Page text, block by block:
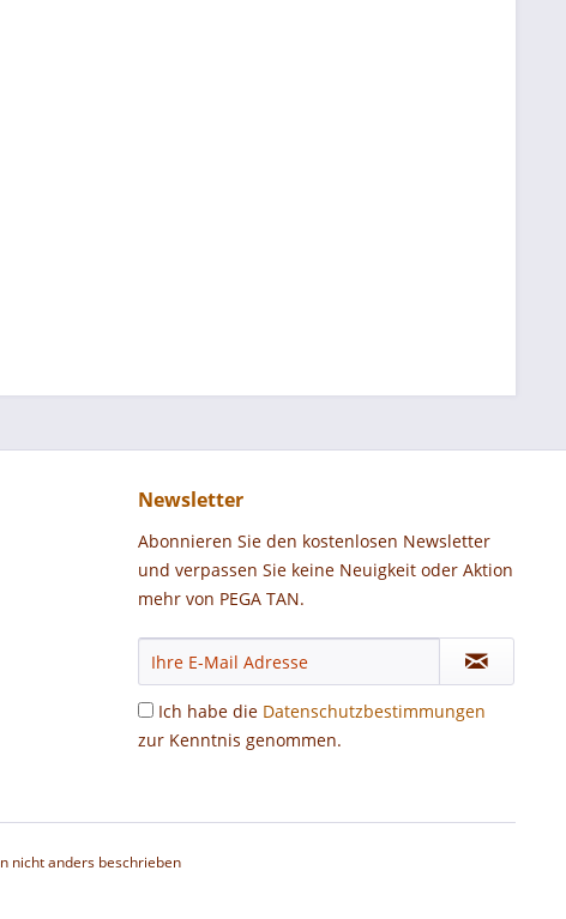
Newsletter
Abonnieren Sie den kostenlosen Newsletter
und verpassen Sie keine Neuigkeit oder Aktion
mehr von PEGA TAN.
Ich habe die Datenschutzbestimmungen
zur Kenntnis genommen.
nicht anders beschrieben